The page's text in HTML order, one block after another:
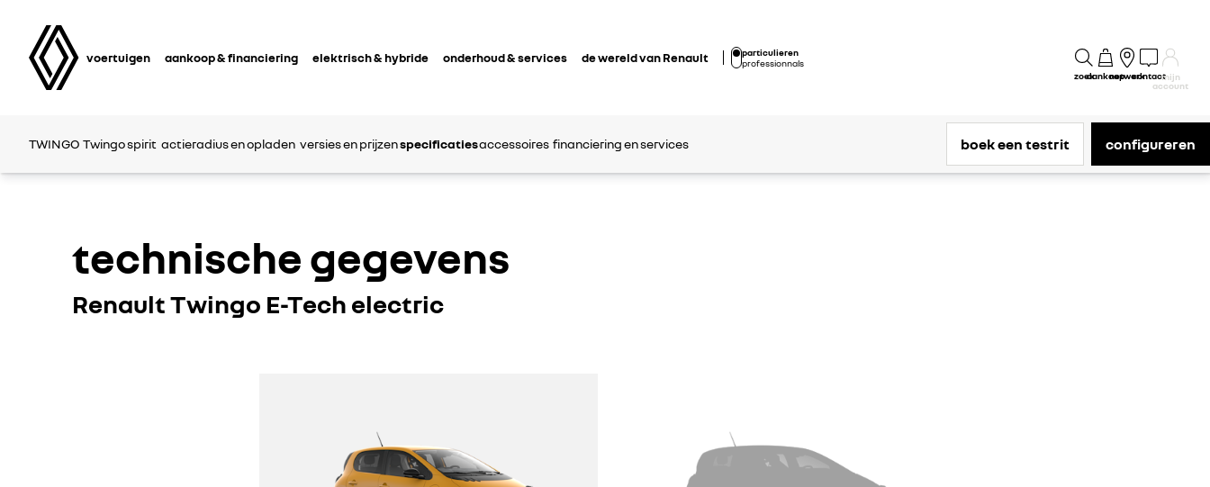
voertuigen aankoop & financiering elektrisch & hybride onderhoud & services de wereld van Renault
particulieren
professionnals
zoekaankoopnetwerkcontactmijn
account
TWINGO Twingo spirit actieradius en opladen versies en prijzenspecificatiesaccessoires financiering en services boek een testrit configureren
technische gegevens
Renault Twingo E-Tech electric